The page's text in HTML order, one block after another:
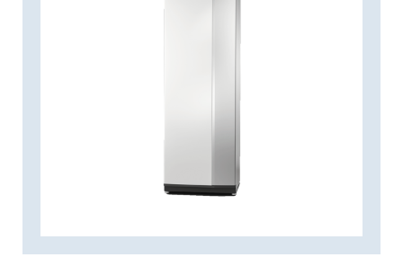
Toplinska crpka dostupna je u izlaznoj